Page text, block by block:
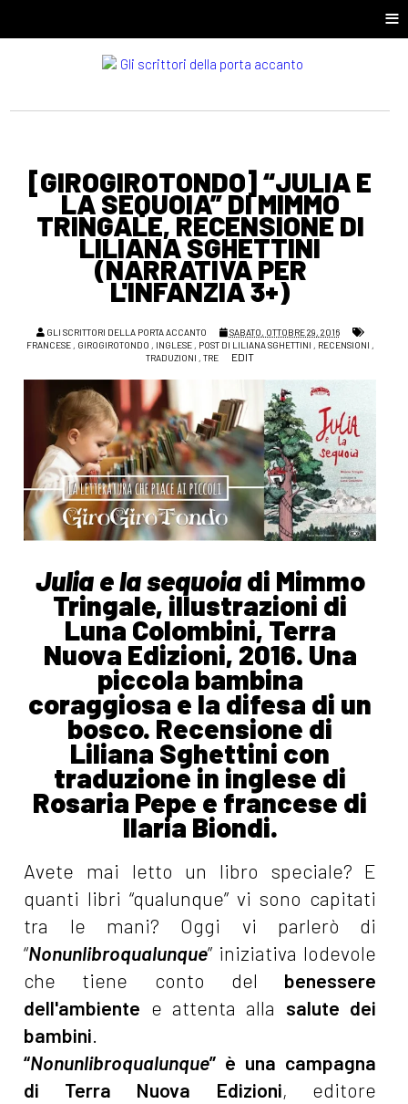
≡
[GIROGIROTONDO] “JULIA E
LA SEQUOIA” DI MIMMO
TRINGALE, RECENSIONE DI
LILIANA SGHETTINI
(NARRATIVA PER
L'INFANZIA 3+)
GLI SCRITTORI DELLA PORTA ACCANTO
SABATO, OTTOBRE 29, 2016
FRANCESE, GIROGIROTONDO , INGLESE, POST DI LILIANA SGHETTINI , RECENSIONI ,
TRADUZIONI ,TRE EDIT
Julia e la sequoiadi Mimmo
Tringale, illustrazioni di
Luna Colombini, Terra
Nuova Edizioni, 2016. Una
piccola bambina
coraggiosa e la difesa di un
bosco. Recensione di
Liliana Sghettini con
traduzione in inglese di
Rosaria Pepe e francese di
Ilaria Biondi.
Avete mai letto un libro speciale? E
quanti libri “qualunque” vi sono capitati
tra le mani? Oggi vi parlerò di
“Nonunlibroqualunque” iniziativa lodevole
che tiene conto del benessere
dell'ambiente e attenta alla salute dei
bambini
“Nonunlibroqualunque” è una campagna
di Terra Nuova Edizioni, editore